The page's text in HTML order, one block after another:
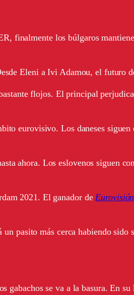
finalmente los búlgaros
Eleni a Ivi Adamou, el futuro
flojos. El principal
eurovisivo. Los daneses
ahora. Los eslovenos siguen
2021. El ganador de
pasito más cerca habiendo
se va a la basura. En